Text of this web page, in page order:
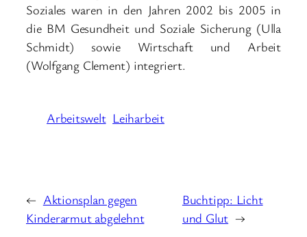
Soziales waren in den Jahren 2002 bis 2005 in
die BM Gesundheit und Soziale Sicherung (Ulla
Schmidt) sowie Wirtschaft und Arbeit
(Wolfgang Clement) integriert.
Arbeitswelt Leiharbeit
← Aktionsplan gegen
Kinderarmut abgelehnt
Buchtipp: Licht
und Glut →